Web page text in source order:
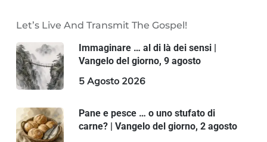
Let’s Live And Transmit The Gospel!
Immaginare … al di là dei sensi |
Vangelo del giorno, 9 agosto
5 Agosto 2026
Pane e pesce … o uno stufato di
carne? | Vangelo del giorno, 2 agosto